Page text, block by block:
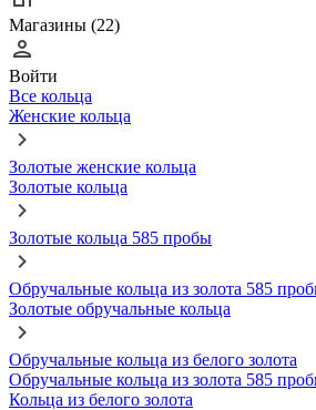
Магазины (22)
Войти
Все кольца
Женские кольца
Золотые женские кольца
Золотые кольца
Золотые кольца 585 пробы
Обручальные кольца из золота 585
Золотые обручальные кольца
Обручальные кольца из белого золота
Обручальные кольца из золота 585
Кольца из белого золота